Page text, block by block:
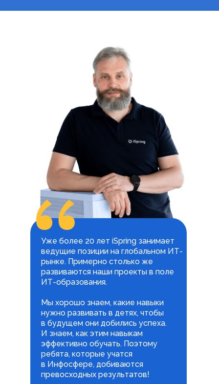
Уже более 20 лет iSpring занимает
ведущие позиции на глобальном ИТ-
рынке. Примерно столько же
развиваются наши проекты в поле
ИТ-образования.
Мы хорошо знаем, какие навыки
нужно развивать в детях, чтобы
в будущем они добились успеха.
И знаем, как этим навыкам
эффективно обучать. Поэтому
ребята, которые учатся
в Инфосфере, добиваются
превосходных результатов!